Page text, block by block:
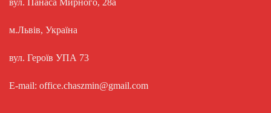
вул. Панаса Мирного, 28а
м.Львів, Україна
вул. Героїв УПА 73
E-mail: office.chaszmin@gmail.com